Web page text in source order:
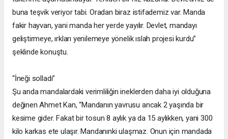
buna teşvik veriyor tabi. Oradan biraz istifademiz var. Manda
fakir hayvan, yani manda her yerde yayılır. Devlet, mandayı
geliştirmeye, ırkları yenilemeye yönelik ıslah projesi kurdu”
şeklinde konuştu.
“İneği solladı”
Şu anda mandalardaki verimliliğin ineklerden daha iyi olduğuna
değinen Ahmet Kan, “Mandanın yavrusu ancak 2 yaşında bir
kesime gider. Fakat bir tosun 8 aylık ya da 15 aylıkken, yani 300
kilo karkas ete ulaşır. Mandanınki ulaşmaz. Onun için mandada